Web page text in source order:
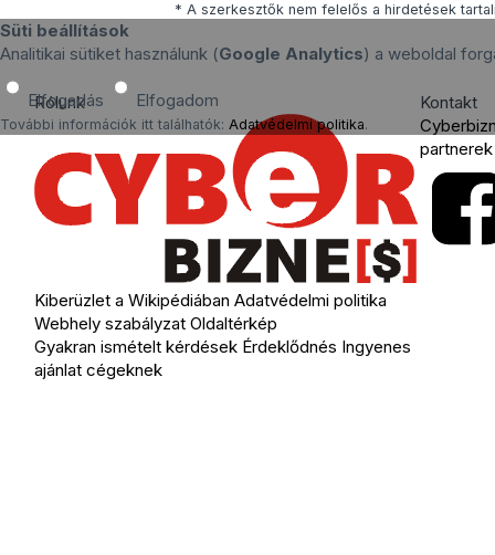
* A szerkesztők nem felelős a hirdetések
Süti beállítások
Analitikai sütiket használunk (Google Analytics) a weboldal
Elfogadás Elfogadom
További információk itt találhatók: Adatvédelmi politika.
Rólunk
Kiberüzlet a Wikipédiában Adatvédelmi politika
Webhely szabályzat Oldaltérkép
Gyakran ismételt kérdések Érdeklődnés Ingyenes
ajánlat cégeknek
Kontakt
partnerek